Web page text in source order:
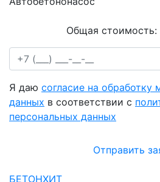
Общая стоимость:
Я даю согласие на обработку
данных в соответствии с
персональных данных
Отправить
БЕТОНХИТ